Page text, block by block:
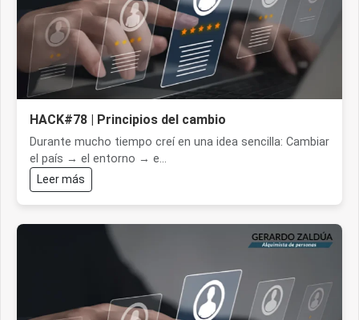
HACK#78 | Principios del cambio
Durante mucho tiempo creí en una idea sencilla: Cambiar
el país → el entorno → e...
Leer más